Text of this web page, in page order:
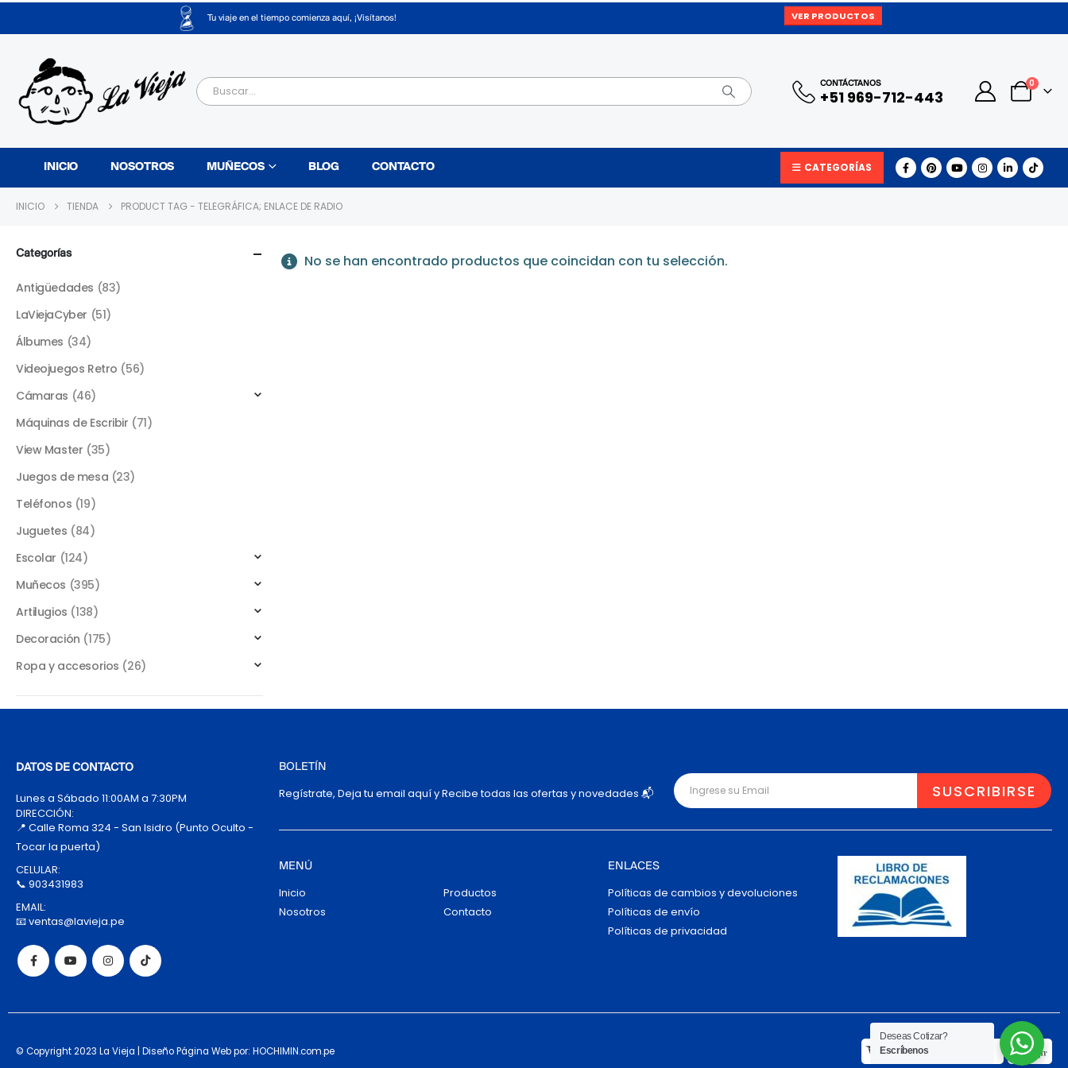
Tu viaje en el tiempo comienza aquí, ¡Visítanos! VER PRODUCTOS
CONTÁCTANOS
+51 969-712-443
0
INICIO NOSOTROS MUÑECOS BLOG CONTACTO CATEGORÍAS
INICIO TIENDA PRODUCT TAG - TELEGRÁFICA; ENLACE DE RADIO
No se han encontrado productos que coincidan con tu selección.
Categorías
Antigüedades (83)
LaViejaCyber (51)
Álbumes (34)
Videojuegos Retro (56)
Cámaras (46)
Máquinas de Escribir (71)
View Master (35)
Juegos de mesa (23)
Teléfonos (19)
Juguetes (84)
Escolar (124)
Muñecos (395)
Artilugios (138)
Decoración (175)
Ropa y accesorios (26)
DATOS DE CONTACTO
Lunes a Sábado 11:00AM a 7:30PM
DIRECCIÓN:
📍 Calle Roma 324 - San Isidro (Punto Oculto -
Tocar la puerta)
CELULAR:
📞 903431983
EMAIL:
📧 ventas@lavieja.pe
BOLETÍN
Regístrate, Deja tu email aquí y Recibe todas las ofertas y novedades 📬
MENÚ
Inicio
Nosotros
Productos
Contacto
ENLACES
Políticas de cambios y devoluciones
Políticas de envío
Políticas de privacidad
© Copyright 2023 La Vieja | Diseño Página Web por: HOCHIMIN.com.pe
Deseas Cotizar?
Escríbenos